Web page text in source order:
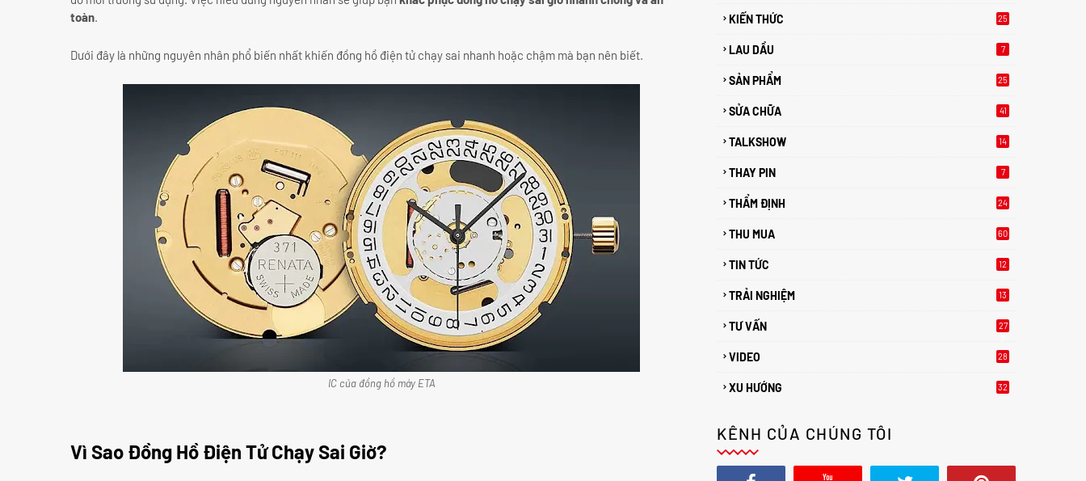
toàn.
Dưới đây là những nguyên nhân phổ biến nhất khiến đồng hồ điện tử chạy sai nhanh hoặc chậm mà bạn nên biết.
IC của đồng hồ máy ETA
Vì Sao Đồng Hồ Điện Tử Chạy Sai Giờ?
KIẾN THỨC
25
LAU DẦU 7
SẢN PHẨM 25
SỬA CHỮA 41
TALKSHOW 14
THAY PIN 7
THẨM ĐỊNH 24
THU MUA 60
TIN TỨC 12
TRẢI NGHIỆM 13
TƯ VẤN
27
VIDEO 28
XU HƯỚNG
32
KÊNH CỦA CHÚNG TÔI